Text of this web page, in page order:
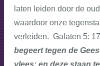
laten leiden door de
waardoor onze
verleiden. Galaten 5:
begeert tegen de